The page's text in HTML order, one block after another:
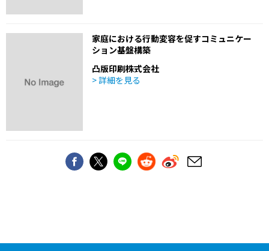
家庭における行動変容を促すコミュニケー
ション基盤構築
凸版印刷株式会社
> 詳細を見る